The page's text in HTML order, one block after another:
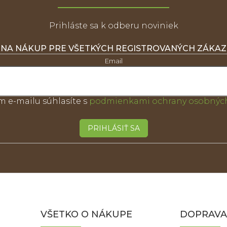
Prihláste sa k odberu noviniek
NÁKUP PRE VŠETKÝCH REGISTROVANÝCH
Email
e-mailu súhlasíte s podmienkami ochrany
PRIHLÁSIŤ SA
VŠETKO O NÁKUPE DOPRAVA